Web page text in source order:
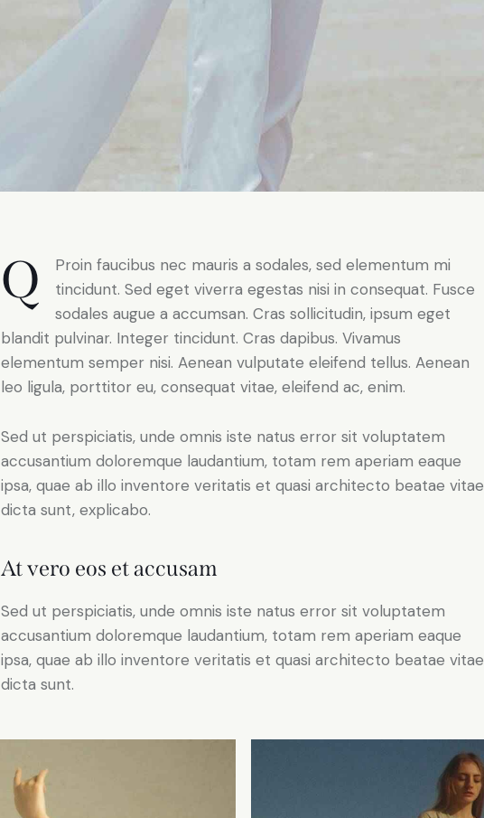
Q
Proin faucibus nec mauris a sodales, sed elementum mi
tincidunt. Sed eget viverra egestas nisi in consequat. Fusce
sodales augue a accumsan. Cras sollicitudin, ipsum eget
blandit pulvinar. Integer tincidunt. Cras dapibus. Vivamus
elementum semper nisi. Aenean vulputate eleifend tellus. Aenean
leo ligula, porttitor eu, consequat vitae, eleifend ac, enim.
Sed ut perspiciatis, unde omnis iste natus error sit voluptatem
accusantium doloremque laudantium, totam rem aperiam eaque
ipsa, quae ab illo inventore veritatis et quasi architecto beatae vitae
dicta sunt, explicabo.
At vero eos et accusam
Sed ut perspiciatis, unde omnis iste natus error sit voluptatem
accusantium doloremque laudantium, totam rem aperiam eaque
ipsa, quae ab illo inventore veritatis et quasi architecto beatae vitae
dicta sunt.